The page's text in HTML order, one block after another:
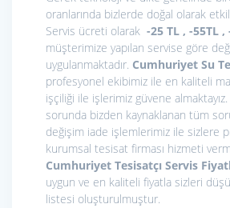
oranlarında bizlerde doğal olarak
Servis ücreti olarak -25 TL , -55TL ,
müşterimize yapılan servise göre
uygulanmaktadır. Cumhuriyet Su
profesyonel ekibimiz ile en kaliteli
işçiliği ile işlerimiz güvene
sorunda bizden kaynaklanan tüm
değişim iade işlemlerimiz ile sizlere
kurumsal tesisat firması hizmeti
Cumhuriyet Tesisatçı Servis
uygun ve en kaliteli fiyatla sizleri
listesi oluşturulmuştur.